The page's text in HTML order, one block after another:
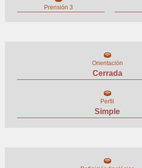
Prensión 3
Orientación
Cerrada
Perfil
Simple